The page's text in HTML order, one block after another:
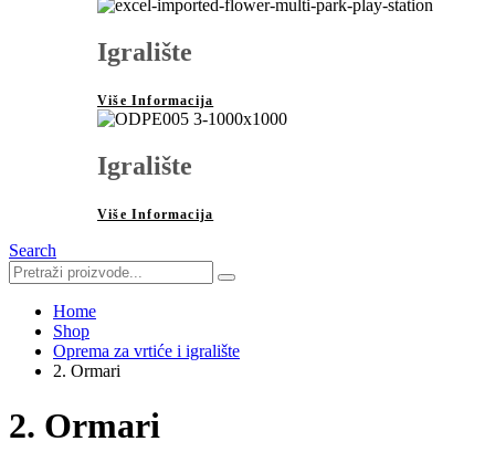
Igralište
Više Informacija
Igralište
Više Informacija
Search
Home
Shop
Oprema za vrtiće i igralište
2. Ormari
2. Ormari